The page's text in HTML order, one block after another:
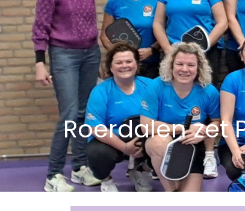
Roerdalen zet